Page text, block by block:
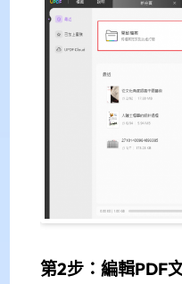
第2步：編輯PDF